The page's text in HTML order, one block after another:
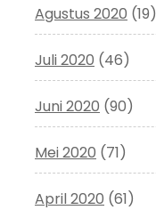
Agustus 2020 (19)
Juli 2020 (46)
Juni 2020 (90)
Mei 2020 (71)
April 2020 (61)